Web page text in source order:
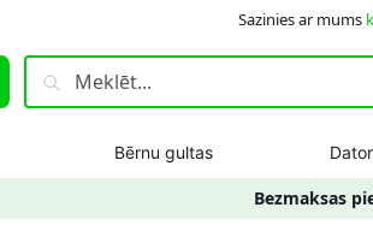
Sazinies ar mums
Meklēt:
Bērnu gultas
Bezmaksas